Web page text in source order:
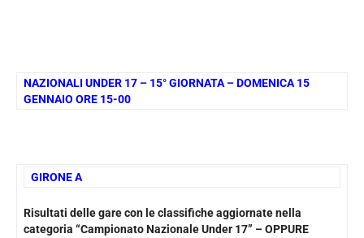
NAZIONALI UNDER 17 – 15° GIORNATA – DOMENICA 15
GENNAIO ORE 15-00
GIRONE A
Risultati delle gare con le classifiche aggiornate nella
categoria “Campionato Nazionale Under 17” – OPPURE